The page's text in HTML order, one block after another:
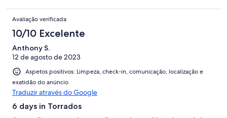
Avaliação verificada
10/10 Excelente
Anthony S.
12 de agosto de 2023
Aspetos positivos: Limpeza, check-in, comunicação, localização e
exatidão do anúncio
Traduzir através do Google
6 days in Torrados